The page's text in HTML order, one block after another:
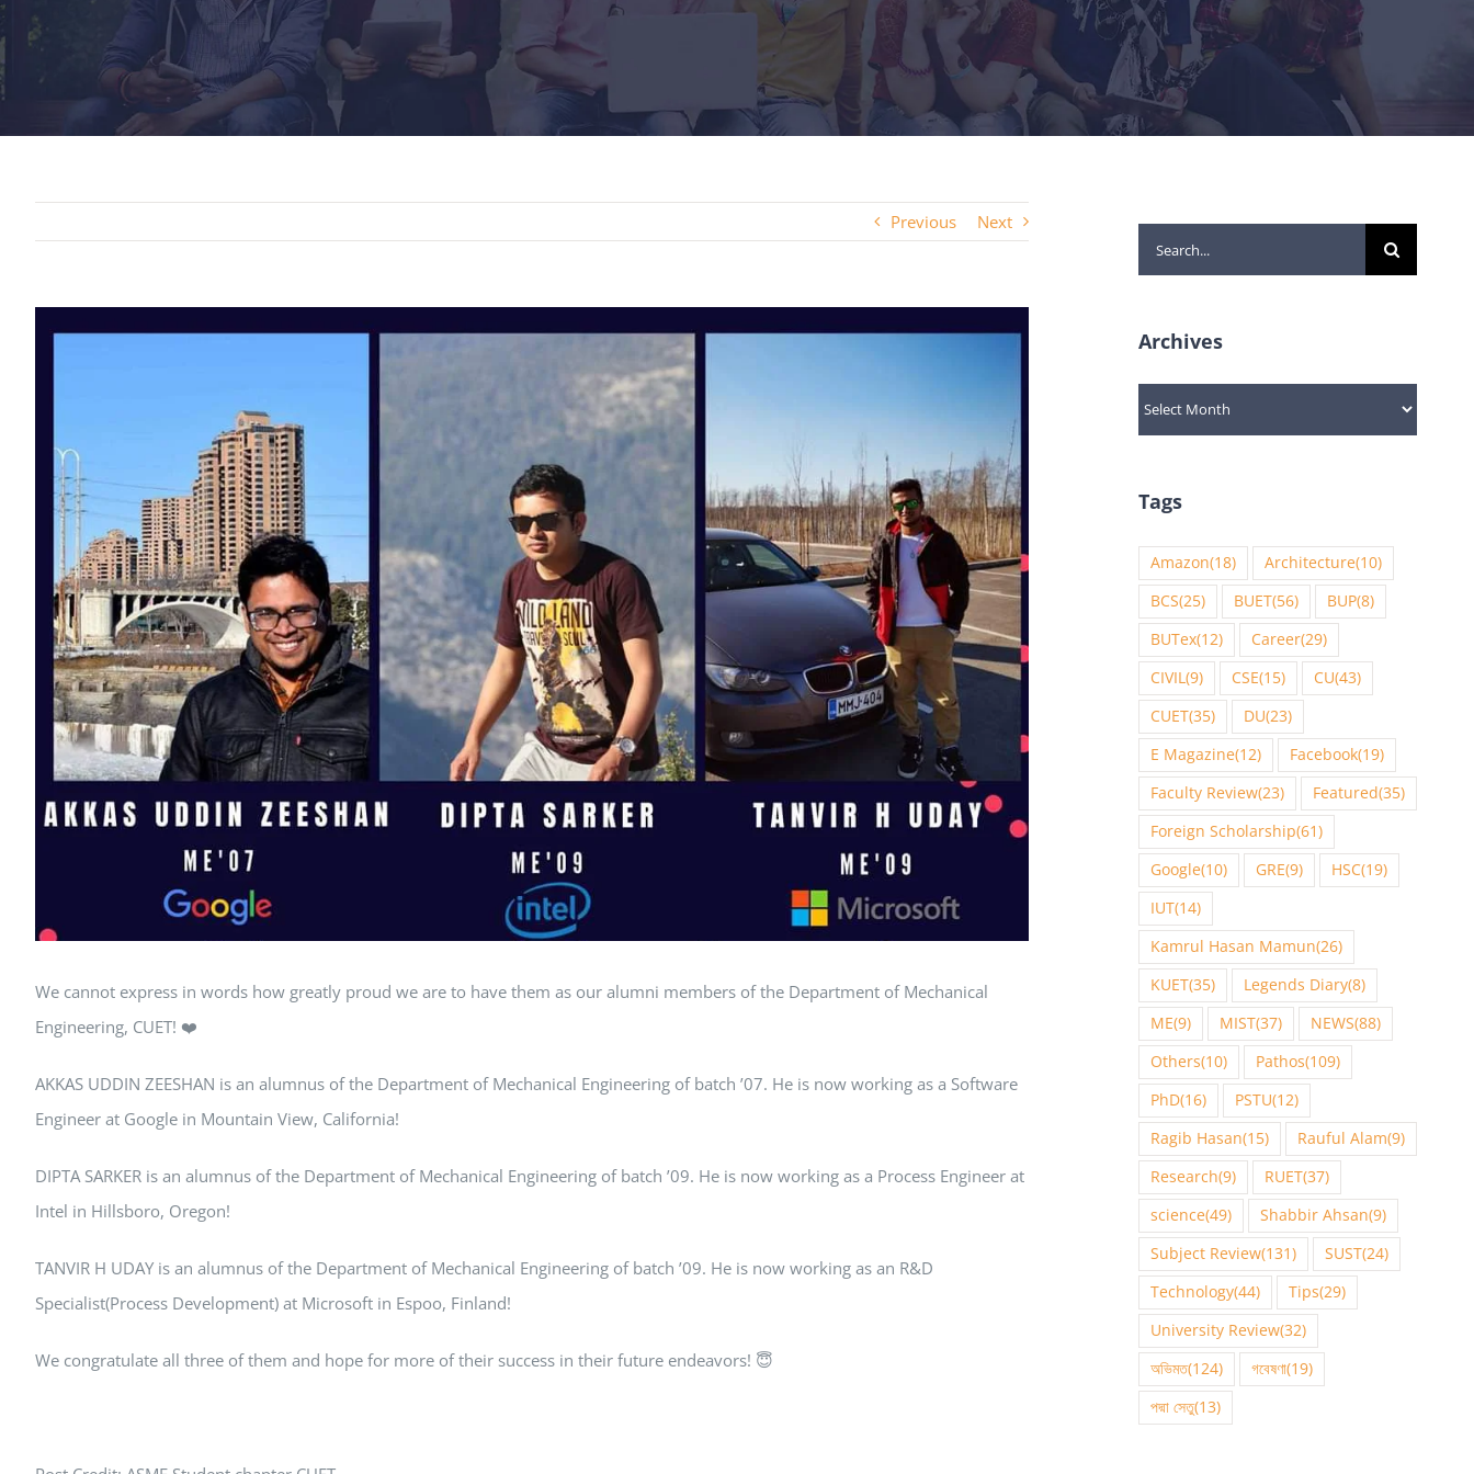
Previous Next
We cannot express in words how greatly proud we are to have them as our alumni members of the Department of Mechanical
Engineering, CUET! ❤️
AKKAS UDDIN ZEESHAN is an alumnus of the Department of Mechanical Engineering of batch ’07. He is now working as a Software
Engineer at Google in Mountain View, California!
DIPTA SARKER is an alumnus of the Department of Mechanical Engineering of batch ’09. He is now working as a Process Engineer at
Intel in Hillsboro, Oregon!
TANVIR H UDAY is an alumnus of the Department of Mechanical Engineering of batch ’09. He is now working as an R&D
Specialist(Process Development) at Microsoft in Espoo, Finland!
We congratulate all three of them and hope for more of their success in their future endeavors! 😇
Search
for:
Archives
Archives
Tags
Amazon(18) Architecture(10)
BCS(25) BUET(56) BUP(8)
BUTex(12) Career(29)
CIVIL(9) CSE(15) CU(43)
CUET(35) DU(23)
E Magazine(12) Facebook(19)
Faculty Review(23) Featured(35)
Foreign Scholarship(61)
Google(10) GRE(9) HSC(19)
IUT(14)
Kamrul Hasan Mamun(26)
KUET(35) Legends Diary(8)
ME(9) MIST(37) NEWS(88)
Others(10) Pathos(109)
PhD(16) PSTU(12)
Ragib Hasan(15) Rauful Alam(9)
Research(9) RUET(37)
science(49) Shabbir Ahsan(9)
Subject Review(131) SUST(24)
Technology(44) Tips(29)
University Review(32)
অভিমত(124) গবেষণা(19)
পদ্মা সেতু(13)